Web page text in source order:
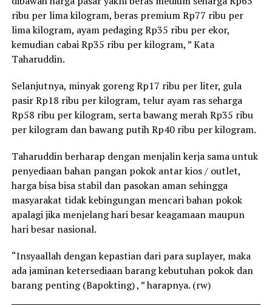
ribu per lima kilogram, beras premium Rp77 ribu per
lima kilogram, ayam pedaging Rp35 ribu per ekor,
kemudian cabai Rp35 ribu per kilogram, ” Kata
Taharuddin.
Selanjutnya, minyak goreng Rp17 ribu per liter, gula
pasir Rp18 ribu per kilogram, telur ayam ras seharga
Rp58 ribu per kilogram, serta bawang merah Rp35 ribu
per kilogram dan bawang putih Rp40 ribu per kilogram.
Taharuddin berharap dengan menjalin kerja sama untuk
penyediaan bahan pangan pokok antar kios / outlet,
harga bisa bisa stabil dan pasokan aman sehingga
masyarakat tidak kebingungan mencari bahan pokok
apalagi jika menjelang hari besar keagamaan maupun
hari besar nasional.
“Insyaallah dengan kepastian dari para suplayer, maka
ada jaminan ketersediaan barang kebutuhan pokok dan
barang penting (Bapokting) , ” harapnya. (rw)